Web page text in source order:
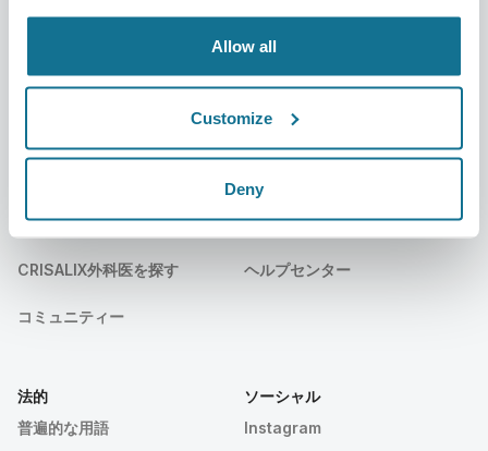
Allow all
Customize
Deny
出版物 患者様のレビュー
患者様ホーム
CRISALIX外科医を探す
コミュニティー
サポート
お問い合わせ
ヘルプセンター
法的
普遍的な用語
ソーシャル
Instagram